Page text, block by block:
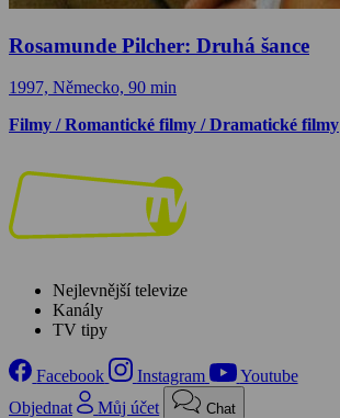
Rosamunde Pilcher: Druhá šance
1997, Německo, 90 min
Filmy / Romantické filmy / Dramatické filmy
Nejlevnější televize
Kanály
TV tipy
Facebook Instagram
Youtube
Objednat
Můj účet Chat